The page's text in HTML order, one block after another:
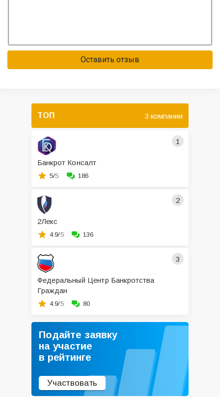
Оставить отзыв
ТОП 3 компании
1
Банкрот Консалт
5/5 186
2
2Лекс
4.9/5 136
3
Федеральный Центр Банкротства
Граждан
4.9/5 80
Подайте заявку
на участие
в рейтинге
Участвовать